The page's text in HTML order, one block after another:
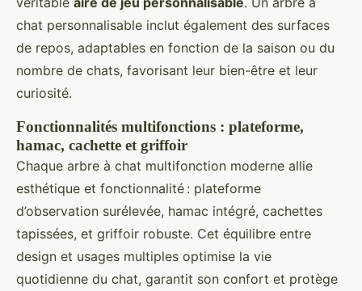
chat personnalisable inclut également des surfaces
de repos, adaptables en fonction de la saison ou du
nombre de chats, favorisant leur bien-être et leur
curiosité.
Fonctionnalités multifonctions : plateforme,
hamac, cachette et griffoir
Chaque arbre à chat multifonction moderne allie
esthétique et fonctionnalité : plateforme
d’observation surélevée, hamac intégré, cachettes
tapissées, et griffoir robuste. Cet équilibre entre
design et usages multiples optimise la vie
quotidienne du chat, garantit son confort et protège